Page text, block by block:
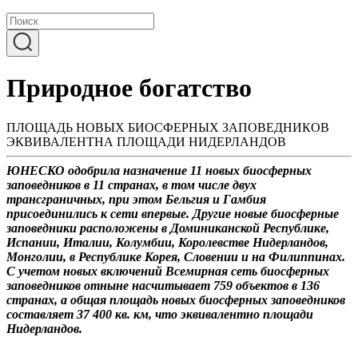
Природное богатство
ПЛОЩАДЬ НОВЫХ БИОСФЕРНЫХ ЗАПОВЕДНИКОВ
ЭКВИВАЛЕНТНА ПЛОЩАДИ НИДЕРЛАНДОВ
ЮНЕСКО одобрила назначение 11 новых биосферных
заповедников в 11 странах, в том числе двух
трансграничных, при этом Бельгия и Гамбия
присоединились к сети впервые. Другие новые биосферные
заповедники расположены в Доминиканской Республике,
Испании, Италии, Колумбии, Королевстве Нидерландов,
Монголии, в Республике Корея, Словении и на Филиппинах.
С учетом новых включений Всемирная сеть биосферных
заповедников отныне насчитывает 759 объектов в 136
странах, а общая площадь новых биосферных заповедников
составляет 37 400 кв. км, что эквивалентно площади
Нидерландов.